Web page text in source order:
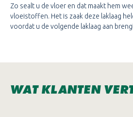
Zo sealt u de vloer en dat maakt hem
vloeistoffen. Het is zaak deze laklaag
voordat u de volgende laklaag aan
WAT KLANTEN